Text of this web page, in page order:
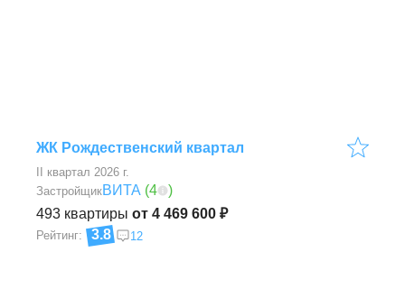
ЖК Рождественский квартал
II квартал 2026 г.
493 квартиры от 4 469 600 ₽
ЗастройщикВИТА (4 )
Рейтинг: 3.8 12